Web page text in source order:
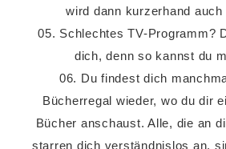
wird dann kurzerhand auch
05. Schlechtes TV-Programm?
dich, denn so kannst du
06. Du findest dich
Bücherregal wieder, wo du dir
Bücher anschaust. Alle, die an
starren dich verständnislos an,